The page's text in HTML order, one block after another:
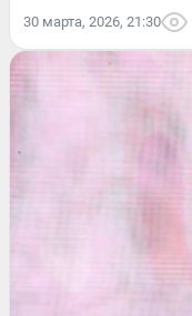
30 марта, 2026, 21:30